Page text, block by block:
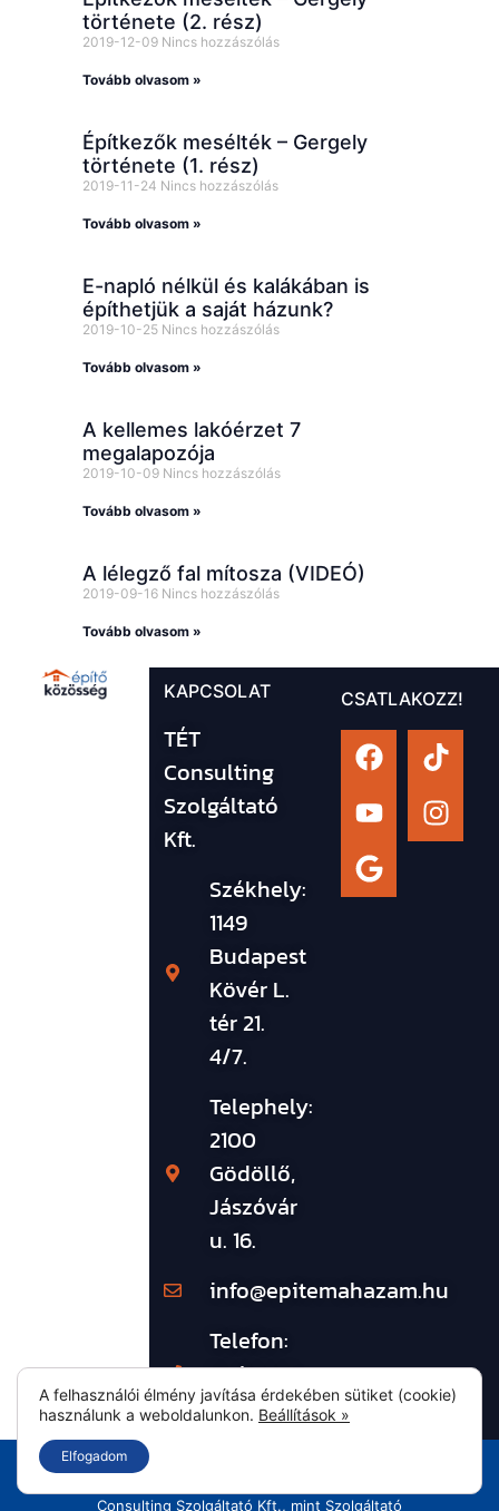
története (2. rész)
2019-12-09 Nincs hozzászólás
Tovább olvasom »
Építkezők mesélték – Gergely
története (1. rész)
2019-11-24 Nincs hozzászólás
Tovább olvasom »
E-napló nélkül és kalákában is
építhetjük a saját házunk?
2019-10-25 Nincs hozzászólás
Tovább olvasom »
A kellemes lakóérzet 7
megalapozója
2019-10-09 Nincs hozzászólás
Tovább olvasom »
A lélegző fal mítosza (VIDEÓ)
2019-09-16 Nincs hozzászólás
Tovább olvasom »
KAPCSOLAT
TÉT
Consulting
Szolgáltató
Kft.
Székhely:
1149
Budapest
Kövér L.
tér 21.
4/7.
Telephely:
2100
Gödöllő,
Jászóvár
u. 16.
info@epitemahazam.hu
Telefon:
30/9820-
797
CSATLAKOZZ!
Az epitemahazm.hu-n található információk és a
Consulting Szolgáltató Kft., mint Szolgáltató
A felhasználói élmény javítása érdekében sütiket (cookie)
használunk a weboldalunkon. Beállítások »
Elfogadom